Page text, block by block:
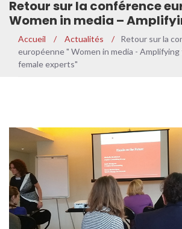
Retour sur la conférence
Women in media –
of female experts »
Accueil / Actualités /
Retour sur la
européenne " Women in media -
female experts"